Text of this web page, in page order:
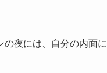
の夜には、自分の内面